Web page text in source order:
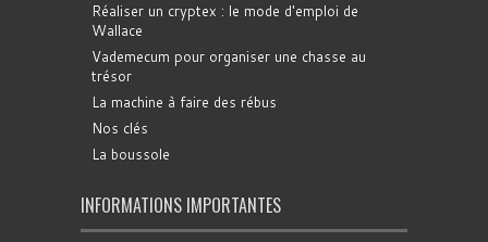
Réaliser un cryptex : le mode d'emploi de
Wallace
Vademecum pour organiser une chasse au
trésor
La machine à faire des rébus
Nos clés
La boussole
INFORMATIONS IMPORTANTES